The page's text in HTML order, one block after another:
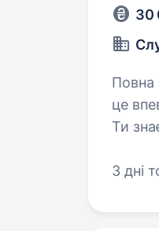
30
Повна
це
Ти
3 дні